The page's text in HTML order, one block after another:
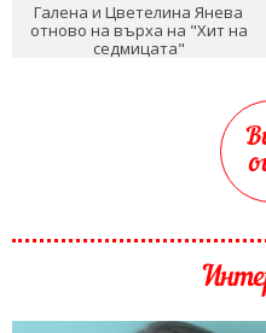
Галена и Цветелина Янева
отново на върха на "Хит на
седмицата"